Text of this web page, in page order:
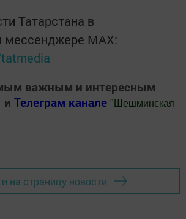
Татарстана в
мессенджере MАХ:
важным и интересным
и Телеграм канале " Шешминская
на страницу новости